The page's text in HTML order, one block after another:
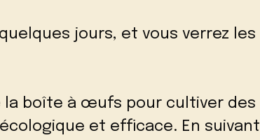
jours, et vous verrez les
la boîte à œufs pour cultiver des
et efficace. En suivant